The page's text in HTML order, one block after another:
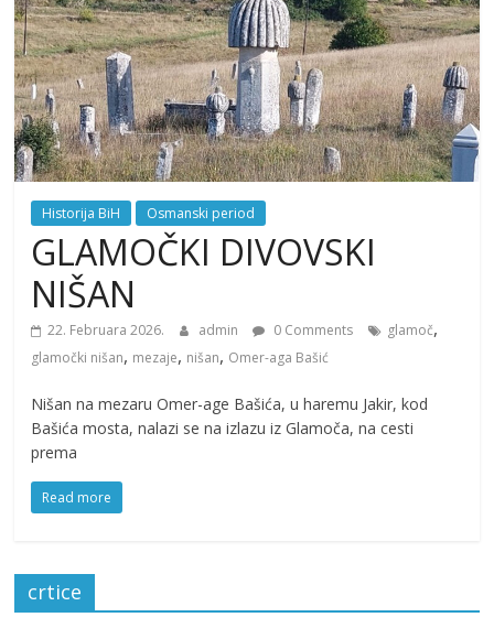
Historija BiH Osmanski period
GLAMOČKI DIVOVSKI
NIŠAN
22. Februara 2026. admin 0 Comments glamoč,
glamočki nišan, mezaje, nišan, Omer-aga Bašić
Nišan na mezaru Omer-age Bašića, u haremu Jakir, kod
Bašića mosta, nalazi se na izlazu iz Glamoča, na cesti
prema
Read more
crtice